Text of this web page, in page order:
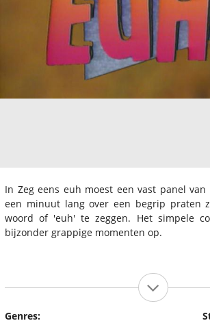
In Zeg eens euh moest een vast panel van
een minuut lang over een begrip praten
woord of 'euh' te zeggen. Het simpele
bijzonder grappige momenten op.
Genres: